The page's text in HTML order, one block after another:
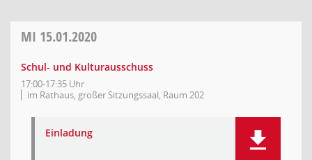
MI 15.01.2020
Schul- und Kulturausschuss
17:00-17:35 Uhr
im Rathaus, großer Sitzungssaal, Raum 202
Einladung